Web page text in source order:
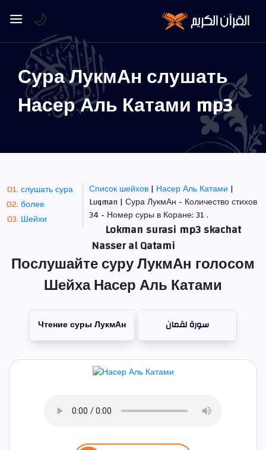
Сура ЛукмАн слушать
Насер Аль Катами mp3
слушать сура
более
Шейхи
Список шейхов| Насер Аль Катами |
Luqman | Сура ЛукмАн - Количество стихов
34 - Номер суры в Коране: 31 .
Lokman surasi mp3 skachat
Nasser al Qatami
Послушайте суру ЛукмАн голосом
Шейха Насер Аль Катами
Чтение суры ЛукмАн سورة لقمان
🌙